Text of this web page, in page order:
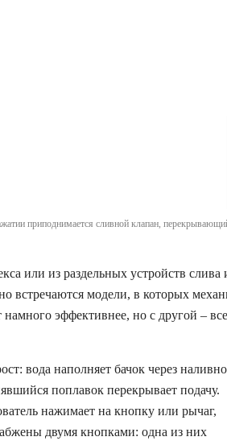
приподнимается сливной клапан,
или из раздельных устройств слива
встречаются модели, в которых
эффективнее, но с другой – все
вода наполняет бачок через
поплавок перекрывает подачу.
нажимает на кнопку или рычаг,
двумя кнопками: одна из них